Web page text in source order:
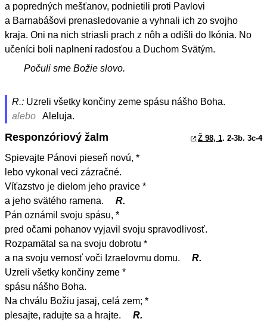
a popredných mešťanov, podnietili proti Pavlovi
a Barnabášovi prenasledovanie a vyhnali ich zo svojho
kraja. Oni na nich striasli prach z nôh a odišli do Ikónia. No
učeníci boli naplnení radosťou a Duchom Svätým.
Počuli sme Božie slovo.
R.: Uzreli všetky končiny zeme spásu nášho Boha.
alebo
Aleluja.
Responzóriový žalm Ž 98, 1. 2-3b. 3c-4
Spievajte Pánovi pieseň novú, *
lebo vykonal veci zázračné.
Víťazstvo je dielom jeho pravice *
a jeho svätého ramena.
R.
Pán oznámil svoju spásu, *
pred očami pohanov vyjavil svoju spravodlivosť.
Rozpamätal sa na svoju dobrotu *
a na svoju vernosť voči Izraelovmu domu.
R.
Uzreli všetky končiny zeme *
spásu nášho Boha.
Na chválu Božiu jasaj, celá zem; *
plesajte, radujte sa a hrajte.
R.